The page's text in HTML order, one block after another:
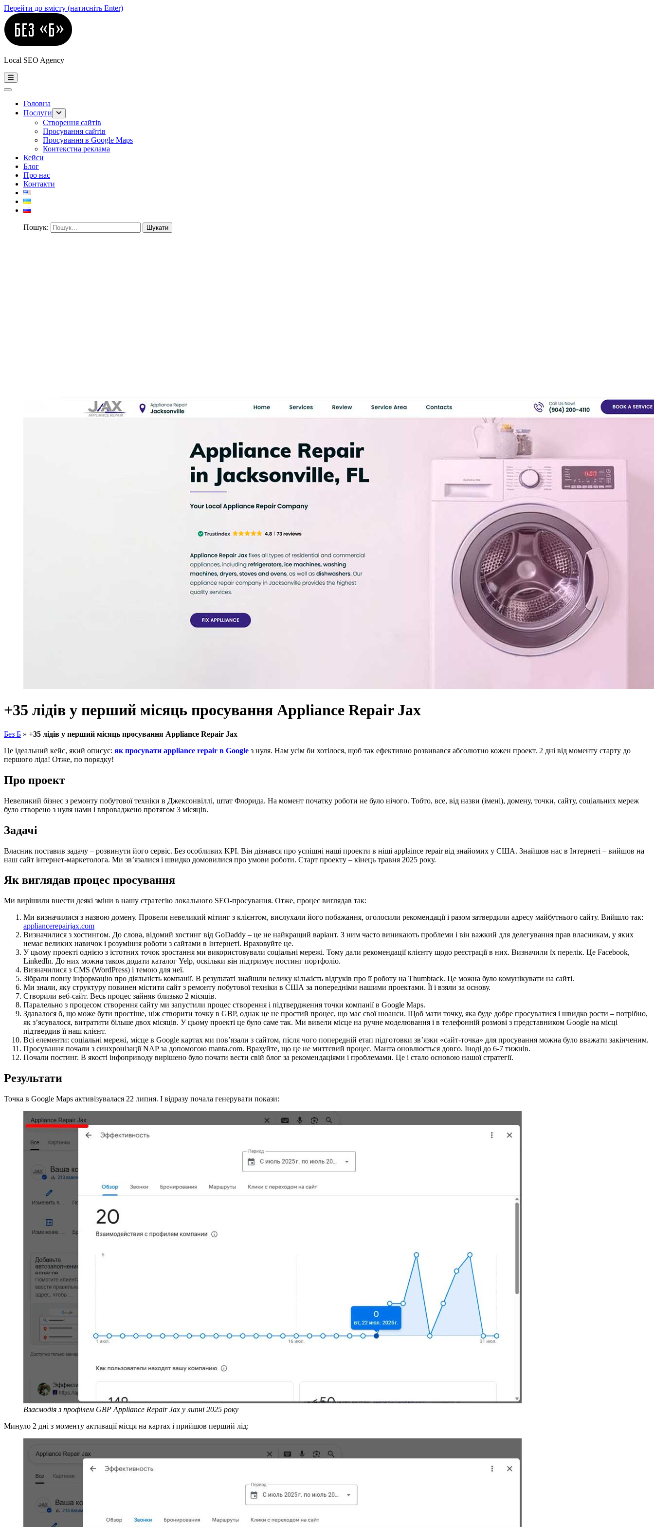
Перейти до вмісту (натисніть Enter)
Local SEO Agency
Головна
Послуги
Створення сайтів
Просування сайтів
Просування в Google Maps
Контекстна реклама
Кейси
Блог
Про нас
Контакти
Пошук:
+35 лідів у перший місяць просування Appliance Repair Jax
Без Б » +35 лідів у перший місяць просування Appliance Repair Jax
Це ідеальний кейс, який описує: як просувати appliance repair в Google з нуля. Нам усім би хотілося, щоб так ефективно розвивався абсолютно кожен проект. 2 дні від моменту старту до
першого ліда! Отже, по порядку!
Про проект
Невеликий бізнес з ремонту побутової техніки в Джексонвіллі, штат Флорида. На момент початку роботи не було нічого. Тобто, все, від назви (імені), домену, точки, сайту, соціальних мереж
було створено з нуля нами і впроваджено протягом 3 місяців.
Задачі
Власник поставив задачу – розвинути його сервіс. Без особливих KPI. Він дізнався про успішні наші проекти в ніші applaince repair від знайомих у США. Знайшов нас в Інтернеті – вийшов на
наш сайт інтернет-маркетолога. Ми зв’язалися і швидко домовилися про умови роботи. Старт проекту – кінець травня 2025 року.
Як виглядав процес просування
Ми вирішили внести деякі зміни в нашу стратегію локального SEO-просування. Отже, процес виглядав так:
Ми визначилися з назвою домену. Провели невеликий мітинг з клієнтом, вислухали його побажання, оголосили рекомендації і разом затвердили адресу майбутнього сайту. Вийшло так:
appliancerepairjax.com
Визначилися з хостингом. До слова, відомий хостинг від GoDaddy – це не найкращий варіант. З ним часто виникають проблеми і він важкий для делегування прав власникам, у яких
немає великих навичок і розуміння роботи з сайтами в Інтернеті. Враховуйте це.
У цьому проекті однією з істотних точок зростання ми використовували соціальні мережі. Тому дали рекомендації клієнту щодо реєстрації в них. Визначили їх перелік. Це Facebook,
LinkedIn. До них можна також додати каталог Yelp, оскільки він підтримує постинг портфоліо.
Визначилися з CMS (WordPress) і темою для неї.
Зібрали повну інформацію про діяльність компанії. В результаті знайшли велику кількість відгуків про її роботу на Thumbtack. Це можна було комунікувати на сайті.
Ми знали, яку структуру повинен містити сайт з ремонту побутової техніки в США за попередніми нашими проектами. Її і взяли за основу.
Створили веб-сайт. Весь процес зайняв близько 2 місяців.
Паралельно з процесом створення сайту ми запустили процес створення і підтвердження точки компанії в Google Maps.
Здавалося б, що може бути простіше, ніж створити точку в GBP, однак це не простий процес, що має свої нюанси. Щоб мати точку, яка буде добре просуватися і швидко рости – потрібно,
як з’ясувалося, витратити більше двох місяців. У цьому проекті це було саме так. Ми вивели місце на ручне моделювання і в телефонній розмові з представником Google на місці
підтвердив її наш клієнт.
Всі елементи: соціальні мережі, місце в Google картах ми пов’язали з сайтом, після чого попередній етап підготовки зв’язки «сайт-точка» для просування можна було вважати закінченим.
Просування почали з синхронізації NAP за допомогою manta.com. Врахуйте, що це не миттєвий процес. Манта оновлюється довго. Іноді до 6-7 тижнів.
Почали постинг. В якості інфоприводу вирішено було почати вести свій блог за рекомендаціями і проблемами. Це і стало основою нашої стратегії.
Результати
Точка в Google Maps активізувалася 22 липня. І відразу почала генерувати покази:
Взаємодія з профілем GBP Appliance Repair Jax у липні 2025 року
Минуло 2 дні з моменту активації місця на картах і прийшов перший лід: